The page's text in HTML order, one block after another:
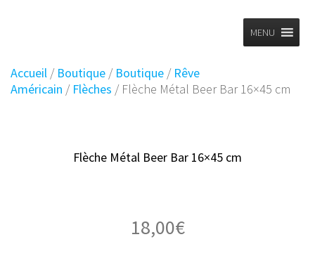
MENU
Accueil / Boutique / Boutique / Rêve
Américain / Flèches / Flèche Métal Beer Bar 16×45 cm
Flèche Métal Beer Bar 16×45 cm
18,00€